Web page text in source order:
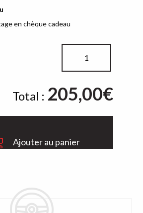
en chèque cadeau
Pilotage
Découverte
Total : 205,00€
Ajouter au panier